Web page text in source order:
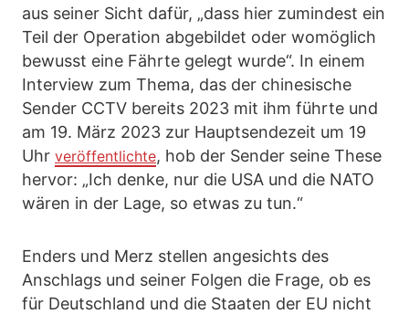
aus seiner Sicht dafür, „dass hier zumindest ein
Teil der Operation abgebildet oder womöglich
bewusst eine Fährte gelegt wurde“. In einem
Interview zum Thema, das der chinesische
Sender CCTV bereits 2023 mit ihm führte und
am 19. März 2023 zur Hauptsendezeit um 19
Uhr veröffentlichte, hob der Sender seine These
hervor: „Ich denke, nur die USA und die NATO
wären in der Lage, so etwas zu tun.“
Enders und Merz stellen angesichts des
Anschlags und seiner Folgen die Frage, ob es
für Deutschland und die Staaten der EU nicht